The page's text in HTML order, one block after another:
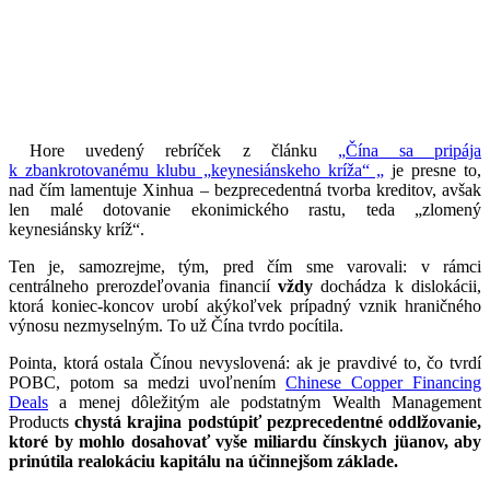
Hore uvedený rebríček z článku „Čína sa pripája
k zbankrotovanému klubu „keynesiánskeho kríža“ „ je presne to,
nad čím lamentuje Xinhua – bezprecedentná tvorba kreditov, avšak
len malé dotovanie ekonimického rastu, teda „zlomený
keynesiánsky kríž“.
Ten je, samozrejme, tým, pred čím sme varovali: v rámci
centrálneho prerozdeľovania financií vždydochádza k dislokácii,
ktorá koniec-koncov urobí akýkoľvek prípadný vznik hraničného
výnosu nezmyselným. To už Čína tvrdo pocítila.
Pointa, ktorá ostala Čínou nevyslovená: ak je pravdivé to, čo tvrdí
POBC, potom sa medzi uvoľnením Chinese Copper Financing
Deals a menej dôležitým ale podstatným Wealth Management
Productschystá krajina podstúpiť pezprecedentné oddlžovanie,
ktoré by mohlo dosahovať vyše miliardu čínskych jüanov, aby
prinútila realokáciu kapitálu na účinnejšom základe.